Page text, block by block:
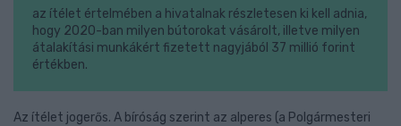
az ítélet értelmében a hivatalnak részletesen ki kell adnia,
hogy 2020-ban milyen bútorokat vásárolt, illetve milyen
átalakítási munkákért fizetett nagyjából 37 millió forint
értékben.
Az ítélet jogerős. A bíróság szerint az alperes (a Polgármesteri